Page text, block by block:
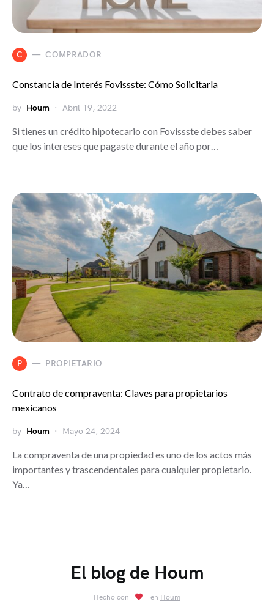
C COMPRADOR
Constancia de Interés Fovissste: Cómo Solicitarla
by Houm Abril 19, 2022
Si tienes un crédito hipotecario con Fovissste debes saber
que los intereses que pagaste durante el año por…
P PROPIETARIO
Contrato de compraventa: Claves para propietarios
mexicanos
by Houm Mayo 24, 2024
La compraventa de una propiedad es uno de los actos más
importantes y trascendentales para cualquier propietario.
Ya…
El blog de Houm
Hecho con en Houm